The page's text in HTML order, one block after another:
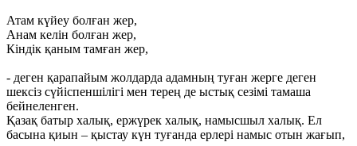
Атам күйеу болған жер,
Анам келін болған жер,
Кіндік қаным тамған жер,
- деген қарапайым жолдарда адамның туған жерге деген
шексіз сүйіспеншілігі мен терең де ыстық сезімі тамаша
бейнеленген.
Қазақ батыр халық, ержүрек халық, намысшыл халық. Ел
басына қиын – қыстау күн туғанда ерлері намыс отын жағып,